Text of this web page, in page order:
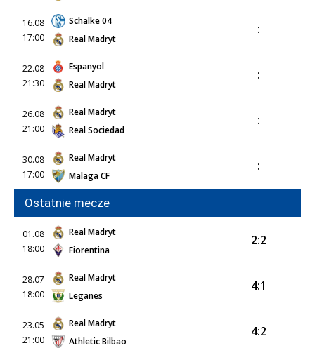
16.08
17:00
Schalke 04
Real Madryt
:
22.08
21:30
Espanyol
Real Madryt
:
26.08
21:00
Real Madryt
Real Sociedad
:
30.08
17:00
Real Madryt
Malaga CF
:
Ostatnie mecze
01.08
18:00
Real Madryt
Fiorentina
2:2
28.07
18:00
Real Madryt
Leganes
4:1
23.05
21:00
Real Madryt
Athletic Bilbao
4:2